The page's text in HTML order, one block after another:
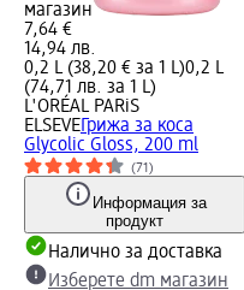
магазин
7,64 €
14,94 лв.
0,2 L (38,20 € за 1 L)0,2 L
(74,71 лв. за 1 L)
L'ORÉAL PARiS
ELSEVEГрижа за коса
Glycolic Gloss, 200 ml
(71)
Информация за
продукт
Налично за доставка
Изберете dm магазин